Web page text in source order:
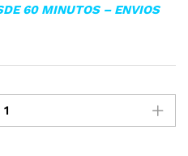
60 MINUTOS – ENVIOS